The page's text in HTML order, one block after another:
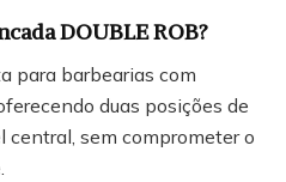
DOUBLE ROB?
para barbearias com
duas posições de
sem comprometer o